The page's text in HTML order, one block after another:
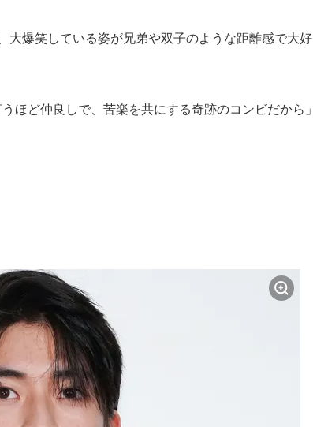
大爆笑している姿が兄弟や双子のような距離感で大好
ほど仲良しで、苦楽を共にする奇跡のコンビだから」